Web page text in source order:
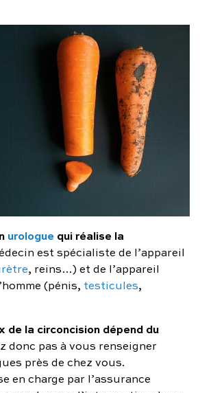
urologue qui réalise la
est spécialiste de l’appareil
, reins…) et de l’appareil
(pénis, testicules,
de la circoncision dépend du
donc pas à vous renseigner
près de chez vous.
en charge par l’assurance